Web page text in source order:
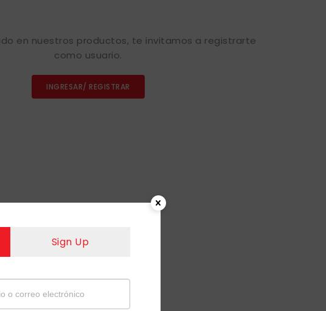
en nuestros productos, te invitamos a registrarte
como usuario.
INGRESAR/ REGISTRAR
Sign Up